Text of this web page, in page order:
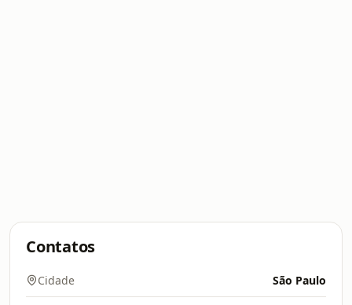
Contatos
Cidade São Paulo